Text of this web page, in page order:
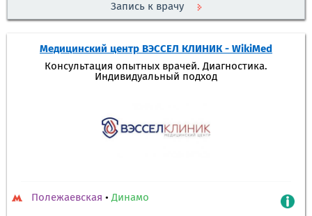
Запись к врачу
Медицинский центр ВЭССЕЛ КЛИНИК - WikiMed
Консультация опытных врачей. Диагностика.
Индивидуальный подход
Полежаевская •Динамо